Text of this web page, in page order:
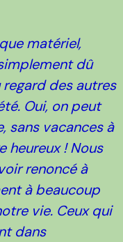
matériel,
dû
des autres
Oui, on peut
sans vacances à
heureux ! Nous
renoncé à
à beaucoup
vie. Ceux qui
dans